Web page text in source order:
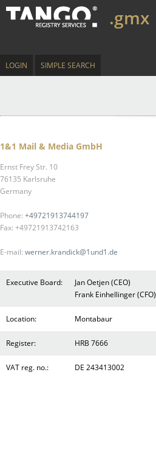
.gmx
LOGIN SIMPLE SEARCH
1&1 Mail & Media GmbH
Ernst Frey Str. 10
76135 Karlsruhe
Germany
Phone: +49721913744197
Fax: +49721913742163
E-mail: werner.krandick@1und1.de
Executive Board:
Jan Oetjen (CEO)
Frank Einhellinger (CFO)
Location: Montabaur
Register: HRB 7666
VAT reg. no.: DE 243413002